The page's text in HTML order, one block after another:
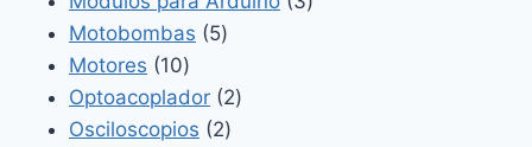
Motobombas 55
Motores 1010
productos
Optoacoplador 22
Osciloscopios 22